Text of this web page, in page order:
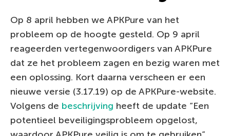
Op 8 april hebben we APKPure van het
probleem op de hoogte gesteld. Op 9 april
reageerden vertegenwoordigers van APKPure
dat ze het probleem zagen en bezig waren met
een oplossing. Kort daarna verscheen er een
nieuwe versie (3.17.19) op de APKPure-website.
Volgens de beschrijving heeft de update “Een
potentieel beveiligingsprobleem opgelost,